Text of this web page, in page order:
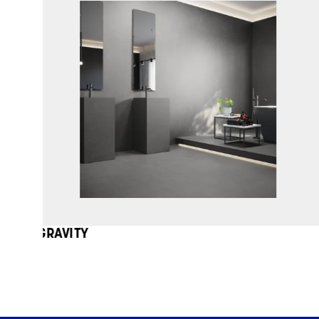
GRAVITY